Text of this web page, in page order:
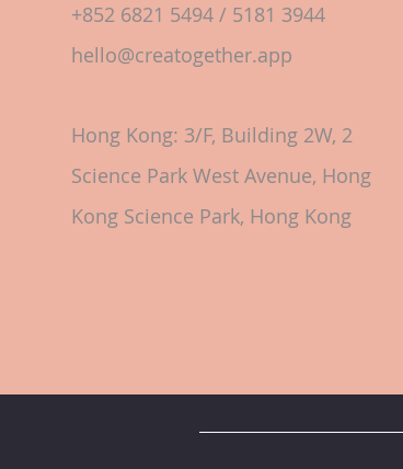
+852 6821 5494 / 5181 3944
hello@creatogether.app
Hong Kong: 3/F, Building 2W, 2
Science Park West Avenue, Hong
Kong Science Park, Hong Kong